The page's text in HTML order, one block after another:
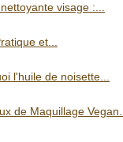
visage :...
et...
l'huile de noisette...
de Maquillage Vegan...